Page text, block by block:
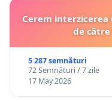
Cerem
de
5 287 semnături
72 Semnături / 7 zile
17 May 2026